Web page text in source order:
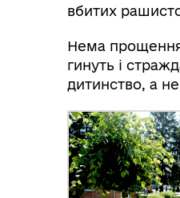
вбитих
Нема прощення
гинуть і
дитинство, а